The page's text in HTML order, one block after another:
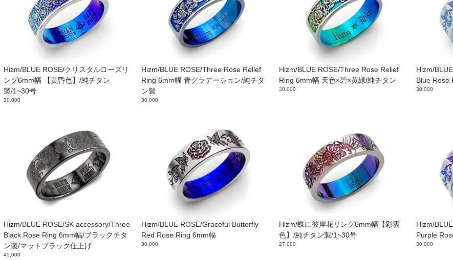
Hizm/BLUE ROSE/クリスタルローズリ
ング6mm幅 【黄昏色】/純チタン
製/1~30号
30,000
Hizm/BLUE ROSE/Three Rose Relief
Ring 6mm幅 青グラデーション/純チタ
ン製
30,000
Hizm/BLUE ROSE/Three Rose Relief
Ring 6mm幅 天色×碧×黄緑/純チタン
30,000
Hizm/
Blue Rose
30,000
Hizm/BLUE ROSE/SK accessory/Three
Black Rose Ring 6mm幅/ブラックチタ
ン製/マットブラック仕上げ
45,000
Hizm/BLUE ROSE/Graceful Butterfly
Red Rose Ring 6mm幅
30,000
Hizm/蝶に彼岸花リング6mm幅【彩雲
色】/純チタン製/1~30号
27,000
Hizm/
Purple
30,000